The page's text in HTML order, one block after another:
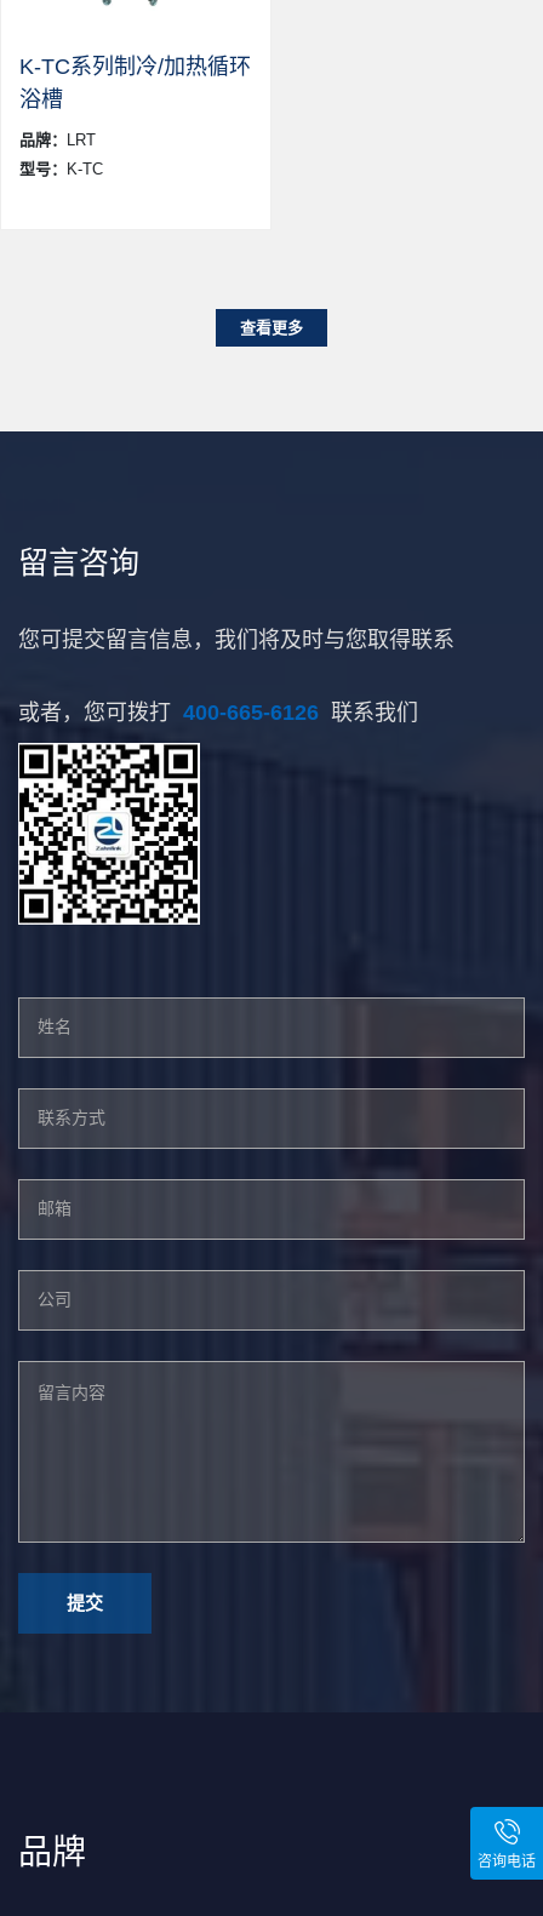
K-TC系列制冷/加热循环
浴槽
品牌：
LRT
型号：
K-TC
查看更多
留言咨询
您可提交留言信息，我们将及时与您取得联系
或者，您可拨打 400-665-6126 联系我们
品牌 咨询电话